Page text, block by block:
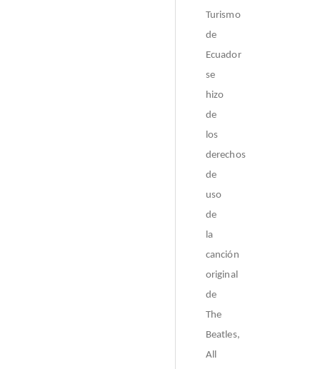
Turismo
de
Ecuador
se
hizo
de
los
derechos
de
uso
de
la
canción
original
de
The
Beatles,
All